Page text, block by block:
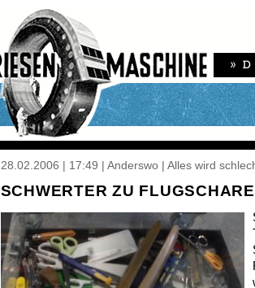
28.02.2006 | 17:49 | Anderswo | Alles wird
SCHWERTER ZU